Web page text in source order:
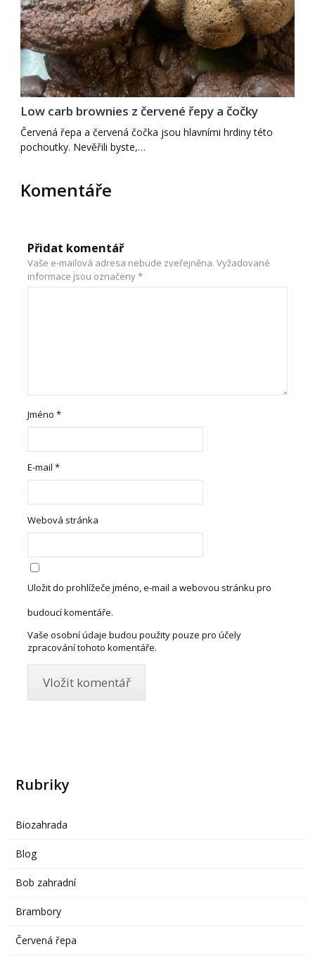
Low carb brownies z červené řepy a čočky
Červená řepa a červená čočka jsou hlavními hrdiny této
pochoutky. Nevěřili byste,…
Komentáře
Přidat komentář
Vaše e-mailová adresa nebude zveřejněna. Vyžadované
informace jsou označeny*
Jméno*
E-mail*
Webová stránka
Uložit do prohlížeče jméno, e-mail a webovou stránku pro
budoucí komentáře.
Vaše osobní údaje budou použity pouze pro účely
zpracování tohoto komentáře.
Rubriky
Biozahrada
Blog
Bob zahradní
Brambory
Červená řepa